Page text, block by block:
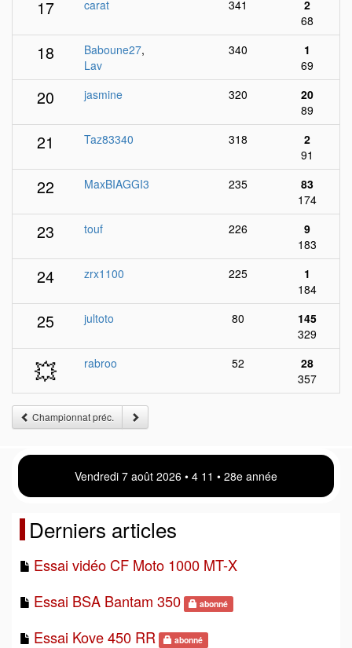
17 carat 341
2
68
18 Baboune27,
Lav
340
1
69
20 jasmine 320
20
89
21 Taz83340 318
2
91
22 MaxBIAGGI3 235
83
174
23 touf 226
9
183
24 zrx1100 225
1
184
25 jultoto 80
145
329
💥 rabroo 52
28
357
Championnat préc.
Vendredi 7 août 2026 • 4:11 • 28e année
Derniers articles
Essai vidéo CF Moto 1000 MT-X
Essai BSA Bantam 350
abonné
Essai Kove 450 RR abonné